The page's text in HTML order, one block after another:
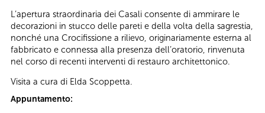
L’apertura straordinaria dei Casali consente di ammirare le
decorazioni in stucco delle pareti e della volta della sagrestia,
nonché una Crocifissione a rilievo, originariamente esterna al
fabbricato e connessa alla presenza dell’oratorio, rinvenuta
nel corso di recenti interventi di restauro architettonico.
Visita a cura di Elda Scoppetta.
Appuntamento: